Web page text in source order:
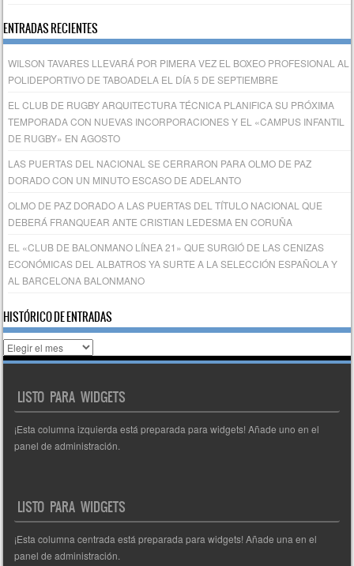
ENTRADAS RECIENTES
WILSON TAVARES LLEVARÁ POR PIMERA VEZ EL BOXEO PROFESIONAL AL
POLIDEPORTIVO DE TABOADELA EL DÍA 5 DE SEPTIEMBRE
EL CLUB DE RUGBY ARQUITECTURA TÉCNICA PLANIFICA SU PRÓXIMA
TEMPORADA CON NUEVAS INCORPORACIONES Y EL «CAMPUS INFANTIL
DE RUGBY» EN AGOSTO
LAS PUERTAS DEL NACIONAL SE CERRARON PARA OLMO DE PAZ
DORADO CON UN MINUTO ESCASO DE ADELANTO
OLMO DE PAZ DORADO A LAS PUERTAS DEL TÍTULO NACIONAL QUE
DEBERÁ FRANQUEAR ANTE CRISTIAN LEDESMA EN CORUÑA
EL «CLUB DE BALONMANO LÍNEA 21» QUE SURGIÓ DE LAS CENIZAS
ECONÓMICAS DEL ALBATROS YA SURTE A LA SELECCIÓN ESPAÑOLA Y
AL BARCELONA BALONMANO
HISTÓRICO DE ENTRADAS
Histórico
de
LISTO PARA WIDGETS
¡Esta columna izquierda está preparada para widgets! Añade uno en el
panel de administración.
LISTO PARA WIDGETS
¡Esta columna centrada está preparada para widgets! Añade una en el
panel de administración.